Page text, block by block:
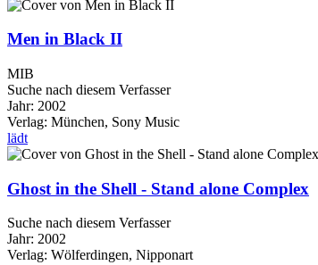
Men in Black II
MIB
Suche nach diesem Verfasser
Jahr: 2002
Verlag: München, Sony Music
lädt
Ghost in the Shell - Stand alone Complex
Suche nach diesem Verfasser
Jahr: 2002
Verlag: Wölferdingen, Nipponart